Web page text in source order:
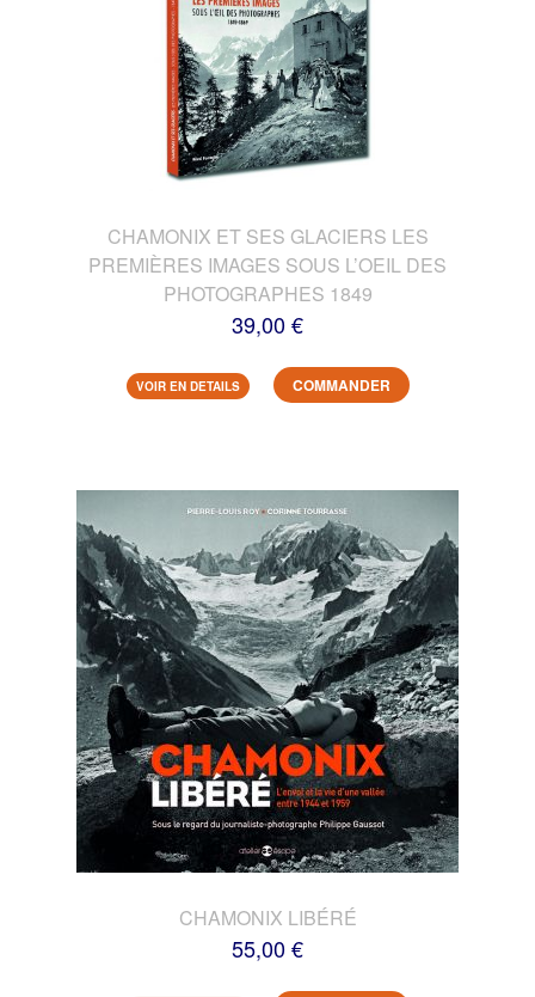
CHAMONIX ET SES GLACIERS LES
PREMIÈRES IMAGES SOUS L’OEIL DES
PHOTOGRAPHES 1849
39,00 €
VOIR EN DETAILS COMMANDER
CHAMONIX LIBÉRÉ
55,00 €